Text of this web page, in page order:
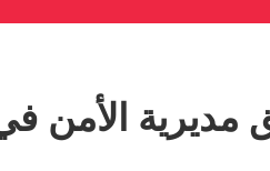
مديرية الأمن